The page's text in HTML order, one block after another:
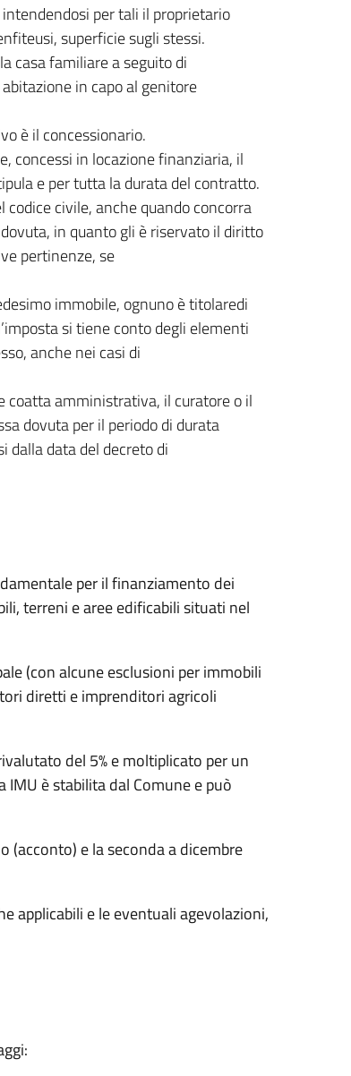
per tali il proprietario
superficie sugli stessi.
casa familiare a seguito di
in capo al genitore
è il concessionario.
concessi in locazione finanziaria, il
e per tutta la durata del contratto.
civile, anche quando concorra
in quanto gli è riservato il diritto
pertinenze, se
immobile, ognuno è titolaredi
si tiene conto degli elementi
anche nei casi di
coatta amministrativa, il curatore o il
dovuta per il periodo di durata
dalla data del decreto di
per il finanziamento dei
terreni e aree edificabili situati nel
(con alcune esclusioni per immobili
diretti e imprenditori agricoli
del 5% e moltiplicato per un
è stabilita dal Comune e può
(acconto) e la seconda a dicembre
applicabili e le eventuali agevolazioni,